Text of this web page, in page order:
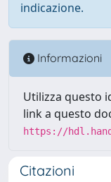
indicazione.
Informazioni
Utilizza questo
link a questo
https://
Citazioni